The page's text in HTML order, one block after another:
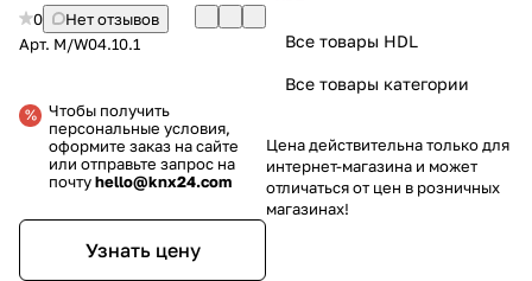
0
Нет отзывов
Арт. M/W04.10.1
Чтобы получить
персональные условия,
оформите заказ на сайте
или отправьте запрос на
почтуhello@knx24.com
Узнать цену
Все товары HDL
Все товары категории
Цена действительна только для
интернет-магазина и может
отличаться от цен в розничных
магазинах!